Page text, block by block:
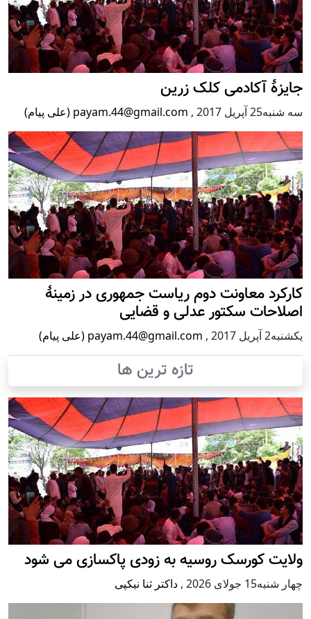
جایزۀ آکادمی کلک زرین
سه شنبه25 آپریل 2017 , payam.44@gmail.com (علی پیام)
کارکرد معاونت دوم ریاست جمهوری در زمینۀ
اصلاحات سکتور عدلی و قضایی
يكشنبه2 آپریل 2017 , payam.44@gmail.com (علی پیام)
تازه ترین ها
ولایت کورسک روسیه به زودی پاکسازی می شود
چهار شنبه15 جولای 2026 , داکتر ثنا نیکپی